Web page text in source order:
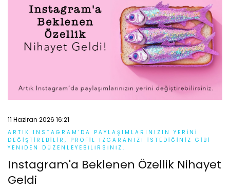
11 Haziran 2026 16:21
ARTIK INSTAGRAM’DA PAYLAŞIMLARINIZIN YERINI
DEĞIŞTIREBILIR, PROFIL IZGARANIZI ISTEDIĞINIZ GIBI
YENIDEN DÜZENLEYEBILIRSINIZ.
Instagram'a Beklenen Özellik Nihayet
Geldi